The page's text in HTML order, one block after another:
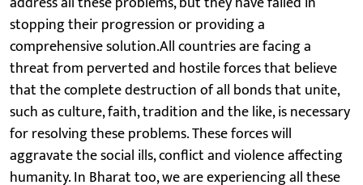
stopping their progression or providing a
comprehensive solution.All countries are facing a
threat from perverted and hostile forces that believe
that the complete destruction of all bonds that unite,
such as culture, faith, tradition and the like, is necessary
for resolving these problems. These forces will
aggravate the social ills, conflict and violence affecting
humanity. In Bharat too, we are experiencing all these